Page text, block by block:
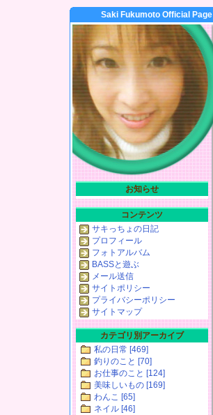
Saki Fukumoto Official Page
お知らせ
コンテンツ
サキっちょの日記
プロフィール
フォトアルバム
BASSと遊ぶ
メール送信
サイトポリシー
プライバシーポリシー
サイトマップ
カテゴリ別アーカイブ
私の日常 [469]
釣りのこと [70]
お仕事のこと [124]
美味しいもの [169]
わんこ [65]
ネイル [46]